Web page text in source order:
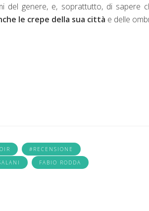
del genere, e, soprattutto, di sapere
le crepe della sua città e delle
#RECENSIONE
FABIO RODDA